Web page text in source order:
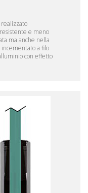
e meno
ma anche nella
a filo
con effetto